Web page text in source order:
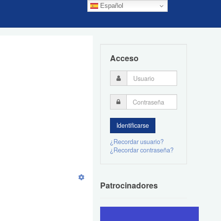
Español
Acceso
¿Recordar usuario?
¿Recordar contraseña?
Patrocinadores